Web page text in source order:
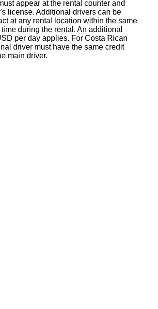
appear at the rental counter and
license. Additional drivers can be
at any rental location within the same
during the rental. An additional
per day applies. For Costa Rican
driver must have the same credit
main driver.